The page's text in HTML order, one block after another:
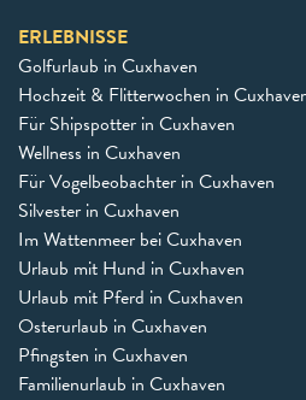
ERLEBNISSE
Golfurlaub in Cuxhaven
Hochzeit & Flitterwochen in
Für Shipspotter in Cuxhaven
Wellness in Cuxhaven
Für Vogelbeobachter in Cuxhaven
Silvester in Cuxhaven
Im Wattenmeer bei Cuxhaven
Urlaub mit Hund in Cuxhaven
Urlaub mit Pferd in Cuxhaven
Osterurlaub in Cuxhaven
Pfingsten in Cuxhaven
Familienurlaub in Cuxhaven